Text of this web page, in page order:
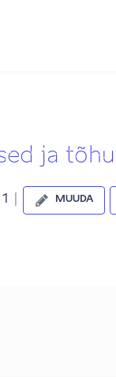
ja
1 MUUDA